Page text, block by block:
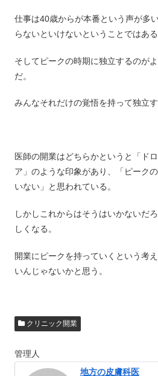
仕事は40歳からが本番という声が多
らないといけないということではある
そしてピークの時期に独立するのが
だ。
みんなそれだけの覚悟を持って独立す
医師の開業はどちらかというと「ド
ア」のような印象があり、「ピーク
いない」と思われている。
しかしこれからはそうはいかないだ
しくなる。
開業にピークを持っていくという考
いんじゃないかと思う。
クリニック開業
管理人
地方の皮膚科医